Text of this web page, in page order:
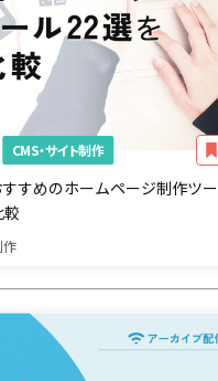
CMS・サイト制作
すすめのホームページ制作ツー
作